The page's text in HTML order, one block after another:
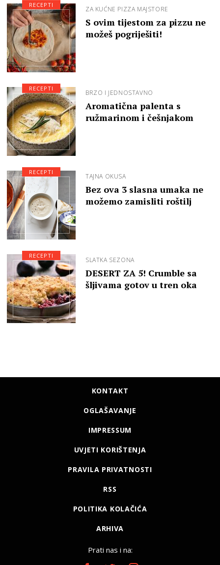
ZA KUĆNE PIZZA MAJSTORE
S ovim tijestom za pizzu ne
možeš pogriješiti!
RECEPTI
BRZO I JEDNOSTAVNO
Aromatična palenta s
ružmarinom i češnjakom
RECEPTI
TAJNA OKUSA
Bez ova 3 slasna umaka ne
možemo zamisliti roštilj
RECEPTI
SLATKA SEZONA
DESERT ZA 5! Crumble sa
šljivama gotov u tren oka
RECEPTI
KONTAKT
OGLAŠAVANJE
IMPRESSUM
UVJETI KORIŠTENJA
PRAVILA PRIVATNOSTI
RSS
POLITIKA KOLAČIĆA
ARHIVA
Prati nas i na: